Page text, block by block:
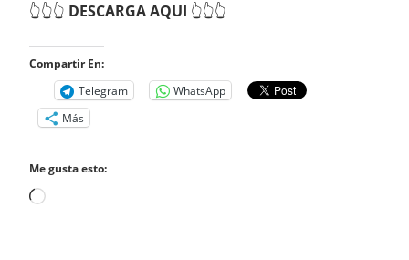
👆👆👆 DESCARGA AQUI 👆👆👆
Compartir En:
Telegram
WhatsApp
Más
Me gusta esto:
Cargando...